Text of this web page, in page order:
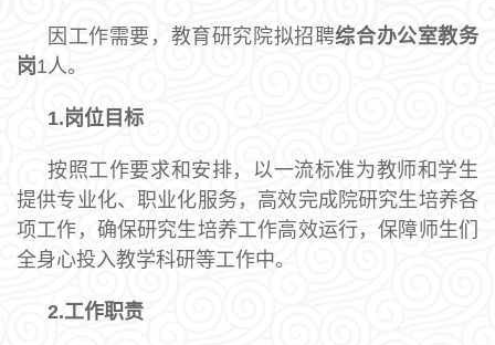
因工作需要，教育研究院拟招聘综合办公室教务
岗1人。
1.岗位目标
按照工作要求和安排，以一流标准为教师和学生
提供专业化、职业化服务，高效完成院研究生培养各
项工作，确保研究生培养工作高效运行，保障师生们
全身心投入教学科研等工作中。
2.工作职责